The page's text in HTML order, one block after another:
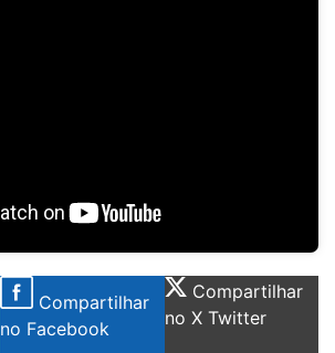
Compartilhar
no Facebook
Compartilhar
no X Twitter